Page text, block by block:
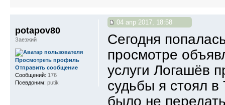
04 апр 2017, 18:58
Сегодня
просмотре
услуги Логашёв
судьбы я стоял в
было не
potapov80
Заезжий
Просмотреть профиль
Отправить сообщение
Сообщений: 176
Псевдоним: putik